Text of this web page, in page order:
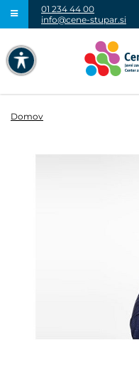
NAVIGACIJA PREKO
01 234 44 00
info@cene-stupar.si
Domov